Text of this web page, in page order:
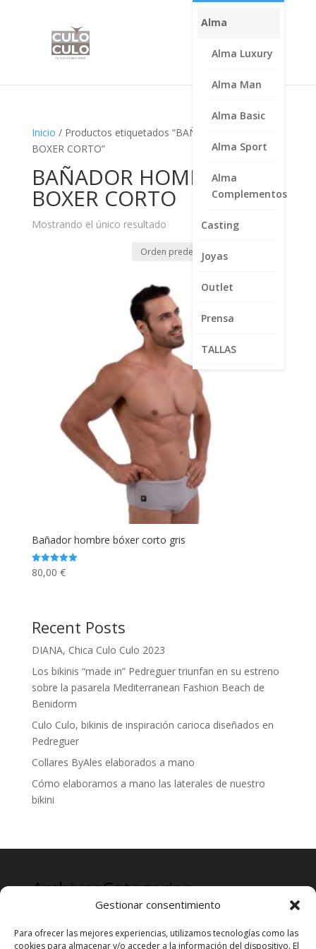
Gestionar consentimiento
Para ofrecer las mejores experiencias, utilizamos tecnologías como las
cookies para almacenar y/o acceder a la información del dispositivo. El
Alma
Alma Luxury
Alma Man
Alma Basic
Alma Sport
Alma
Complementos
Casting
Joyas
Outlet
Prensa
TALLAS
Inicio / Productos etiquetados “BAÑADOR HOMBRE
BOXER CORTO”
BAÑADOR HOMBRE
BOXER CORTO
Mostrando el único resultado
Bañador hombre bóxer corto gris
Valorado
con
80,00 €
Recent Posts
DIANA, Chica Culo Culo 2023
Los bikinis “made in” Pedreguer triunfan en su estreno
sobre la pasarela Mediterranean Fashion Beach de
Benidorm
Culo Culo, bikinis de inspiración carioca diseñados en
Pedreguer
Collares ByAles elaborados a mano
Cómo elaboramos a mano las laterales de nuestro
bikini
ArchivesCategories
Prensa